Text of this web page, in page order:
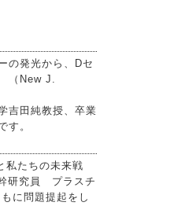
の発光から、Dセ
（New J.
吉田純教授、卒業
す。
私たちの未来戦
研究員 プラスチ
に問題提起をし